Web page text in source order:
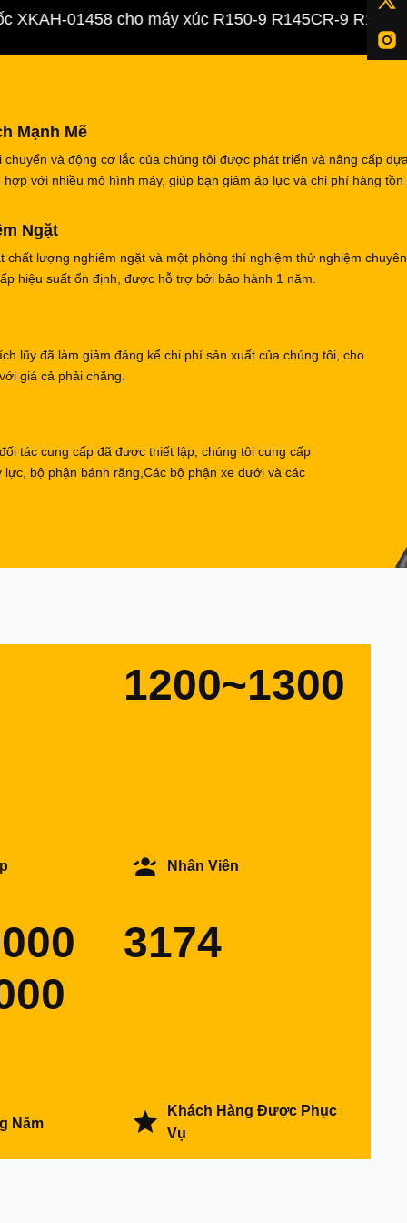
01458 cho máy xúc R150-9 R145CR-9 R140LC-9
Mạnh Mẽ
và động cơ lắc của chúng tôi được phát triển và nâng cấp
với nhiều mô hình máy, giúp bạn giảm áp lực và chi phí hàng tồn
Ngặt
lượng nghiêm ngặt và một phòng thí nghiệm thử nghiệm chuyên
hiệu suất ổn định, được hỗ trợ bởi bảo hành 1 năm.
lũy đã làm giảm đáng kể chi phí sản xuất của chúng tôi, cho
giá cả phải chăng.
tác cung cấp đã được thiết lập, chúng tôi cung cấp
bộ phận bánh răng,Các bộ phận xe dưới và các
1200~1300
Nhân Viên
Năm
3174
Khách Hàng Được Phục
Vụ